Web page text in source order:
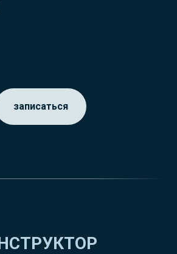
записаться